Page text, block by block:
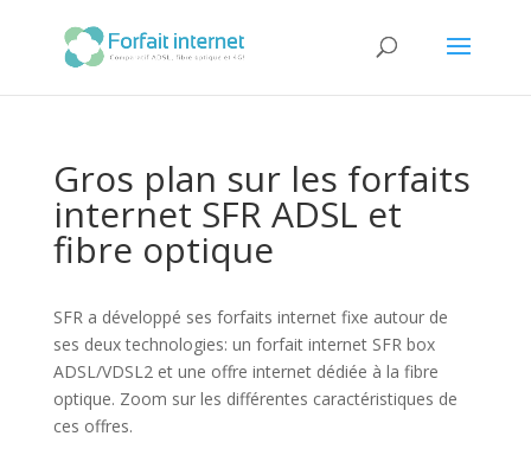
Gros plan sur les forfaits
internet SFR ADSL et
fibre optique
SFR a développé ses forfaits internet fixe autour de
ses deux technologies: un forfait internet SFR box
ADSL/VDSL2 et une offre internet dédiée à la fibre
optique. Zoom sur les différentes caractéristiques de
ces offres.